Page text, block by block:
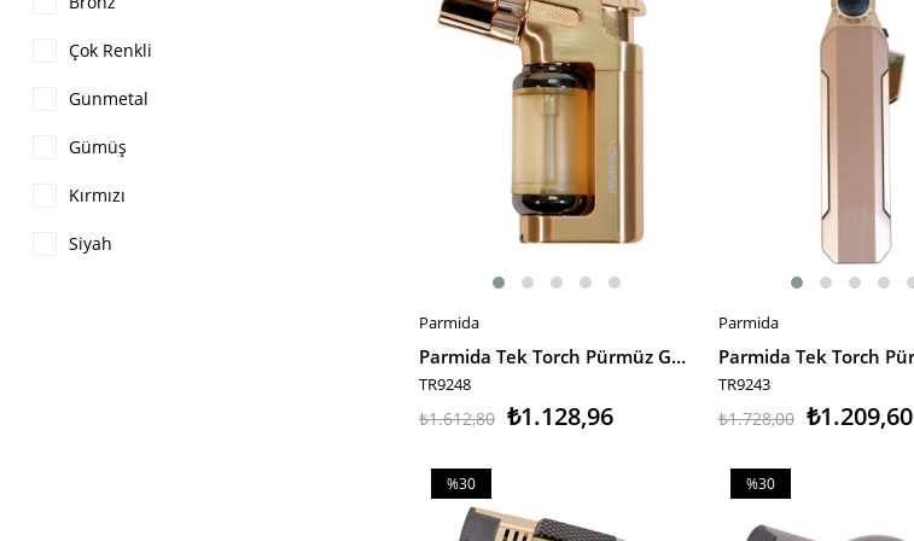
Çok Renkli
Gunmetal
Gümüş
Kırmızı
Siyah
SEPETE EKLE
Parmida
Parmida Tek Torch Pürmüz Gold Masa Tipi Metal Puro Çakmağı
TR9248
₺1.128,96
₺1.612,80
SEPETE EKLE
Parmida
TR9243
₺1.209,60
₺1.728,00
%30
İndirim
%30